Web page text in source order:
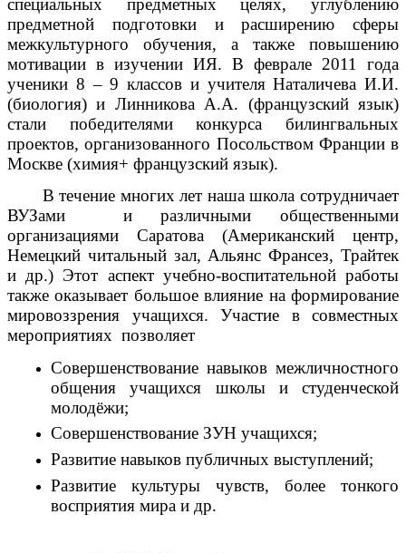
специальных предметных целях, углублению
предметной подготовки и расширению сферы
межкультурного обучения, а также повышению
мотивации в изучении ИЯ. В феврале 2011 года
ученики 8 – 9 классов и учителя Наталичева И.И.
(биология) и Линникова А.А. (французский язык)
стали победителями конкурса билингвальных
проектов, организованного Посольством Франции в
Москве (химия+ французский язык).
В течение многих лет наша школа сотрудничает
ВУЗами и различными общественными
организациями Саратова (Американский центр,
Немецкий читальный зал, Альянс Франсез, Трайтек
и др.) Этот аспект учебно-воспитательной работы
также оказывает большое влияние на формирование
мировоззрения учащихся. Участие в совместных
мероприятиях позволяет
Совершенствование навыков межличностного
общения учащихся школы и студенческой
молодёжи;
Совершенствование ЗУН учащихся;
Развитие навыков публичных выступлений;
Развитие культуры чувств, более тонкого
восприятия мира и др.